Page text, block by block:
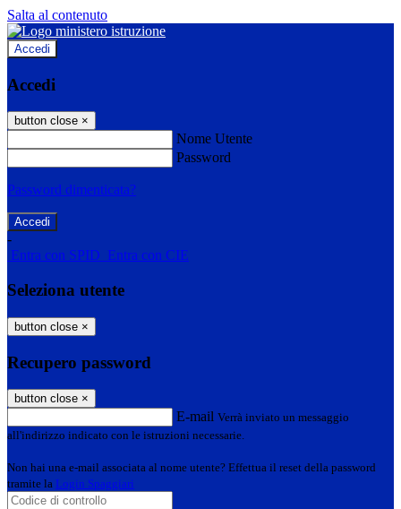
Salta al contenuto
Accedi
Accedi
button close ×
Nome Utente
Password
Password dimenticata?
-
Entra con SPID Entra con CIE
Seleziona utente
button close ×
Recupero password
button close ×
E-mail Verrà inviato un messaggio
all'indirizzo indicato con le istruzioni necessarie.
Non hai una e-mail associata al nome utente? Effettua il reset della password
tramite la Login Spaggiari